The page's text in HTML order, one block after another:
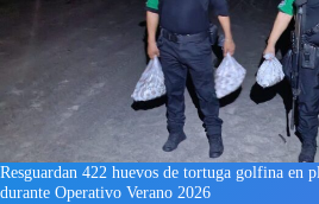
Resguardan 422 huevos de tortuga golfina en
durante Operativo Verano 2026